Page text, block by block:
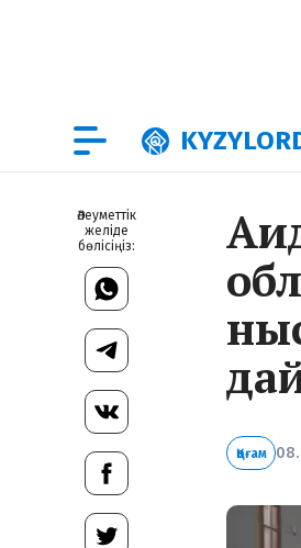
Әлеуметтік
желіде
бөлісіңіз:
Қоғам